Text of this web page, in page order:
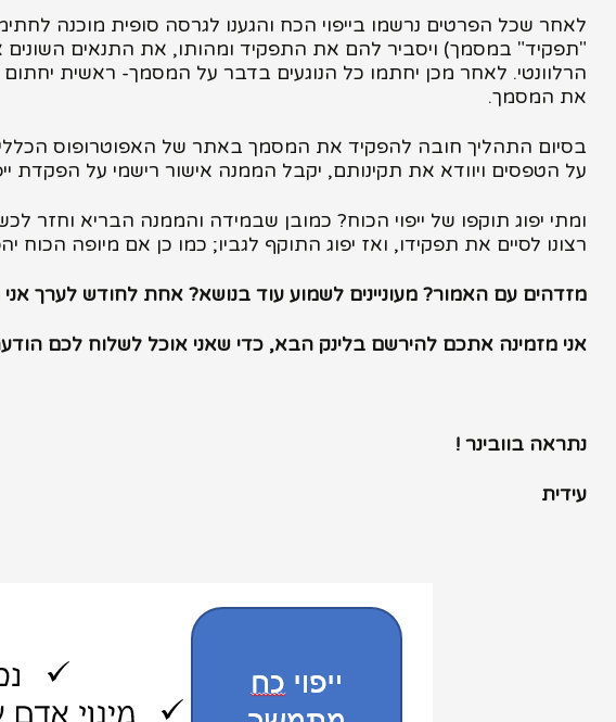
לאחר שכל הפרטים נרשמו בייפוי הכח והגענו לגרסה סופית מוכנה
"תפקיד" במסמך) ויסביר להם את התפקיד ומהותו, את התנאים השונים
הרלוונטי. לאחר מכן יחתמו כל הנוגעים בדבר על המסמך- ראשית
את המסמך.
בסיום התהליך חובה להפקיד את המסמך באתר של האפוטרופוס
על הטפסים ויוודא את תקינותם, יקבל הממנה אישור רישמי על הפקדת
ומתי יפוג תוקפו של ייפוי הכוח? כמובן שבמידה והממנה הבריא וחזר
רצונו לסיים את תפקידו, ואז יפוג התוקף לגביו; כמו כן אם מיופה
מזדהים עם האמור? מעוניינים לשמוע עוד בנושא? אחת לחודש לערך
אני מזמינה אתכם להירשם בלינק הבא, כדי שאני אוכל לשלוח לכם
נתראה בוובינר!
עידית